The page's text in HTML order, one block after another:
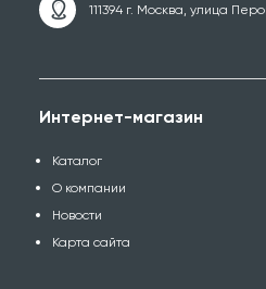
111394 г. Москва, улица
Интернет-магазин
Каталог
О компании
Новости
Карта сайта